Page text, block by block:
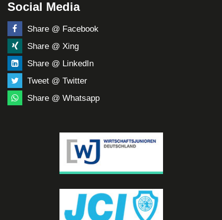
Social Media
Share @ Facebook
Share @ Xing
Share @ LinkedIn
Tweet @ Twitter
Share @ Whatsapp